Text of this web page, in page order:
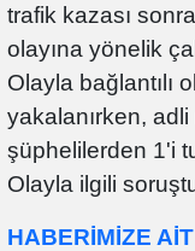
trafik kazası
olayına yönelik
Olayla bağlantılı
yakalanırken,
şüphelilerden 1'i
Olayla ilgili
HABERİMİZE